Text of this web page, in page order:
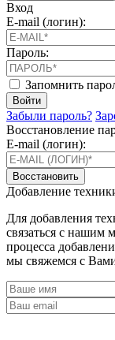
Вход
E-mail (логин):
Пароль:
Запомнить
Войти
Забыли пароль?
Восстановление
E-mail (логин):
Восстановить
Добавление
Для добавления
связаться с нашим
процесса
мы свяжемся с